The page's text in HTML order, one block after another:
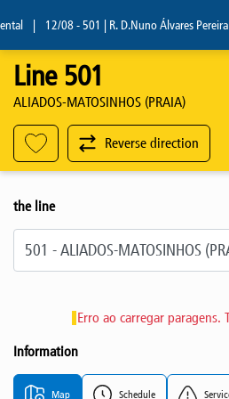
12/08 - 501 | R. D.Nuno Álvares Pereira |
Line 501
ALIADOS-MATOSINHOS (PRAIA)
Reverse direction
the line
Erro ao carregar paragens.
Information
Map Schedule